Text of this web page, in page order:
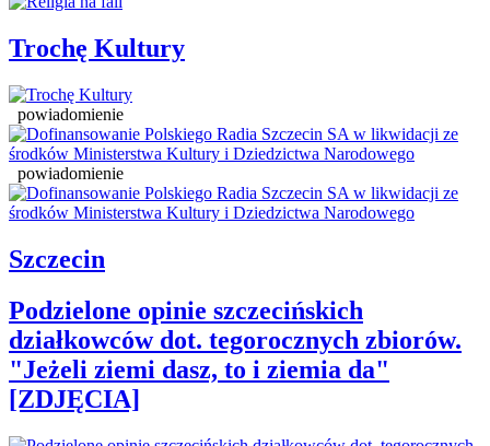
Trochę Kultury
powiadomienie
powiadomienie
Szczecin
Podzielone opinie szczecińskich
działkowców dot. tegorocznych zbiorów.
"Jeżeli ziemi dasz, to i ziemia da"
[ZDJĘCIA]